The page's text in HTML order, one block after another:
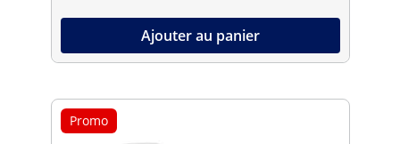
Ajouter au panier
Promo